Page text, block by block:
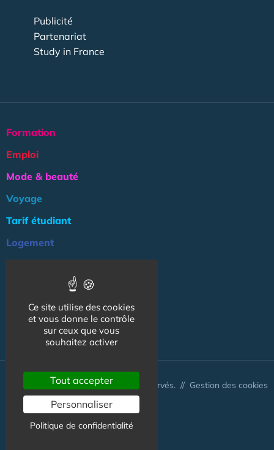
Publicité
Partenariat
Study in France
Formation
Emploi
Mode & beauté
Voyage
Tarif étudiant
Logement
Association
NOS AUTRES SITES :
© CapCampus 2026 - Tous droits réservés. // Gestion des cookies
Ce site utilise des cookies
et vous donne le contrôle
sur ceux que vous
souhaitez activer
Tout accepter
Personnaliser
Politique de confidentialité